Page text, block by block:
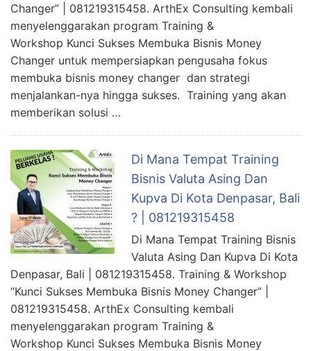
Changer” | 081219315458. ArthEx Consulting kembali
menyelenggarakan program Training &
Workshop Kunci Sukses Membuka Bisnis Money
Changer untuk mempersiapkan pengusaha fokus
membuka bisnis money changer dan strategi
menjalankan-nya hingga sukses. Training yang akan
memberikan solusi …
Di Mana Tempat Training
Bisnis Valuta Asing Dan
Kupva Di Kota Denpasar, Bali
? | 081219315458
Di Mana Tempat Training Bisnis
Valuta Asing Dan Kupva Di Kota
Denpasar, Bali | 081219315458. Training & Workshop
“Kunci Sukses Membuka Bisnis Money Changer” |
081219315458. ArthEx Consulting kembali
menyelenggarakan program Training &
Workshop Kunci Sukses Membuka Bisnis Money